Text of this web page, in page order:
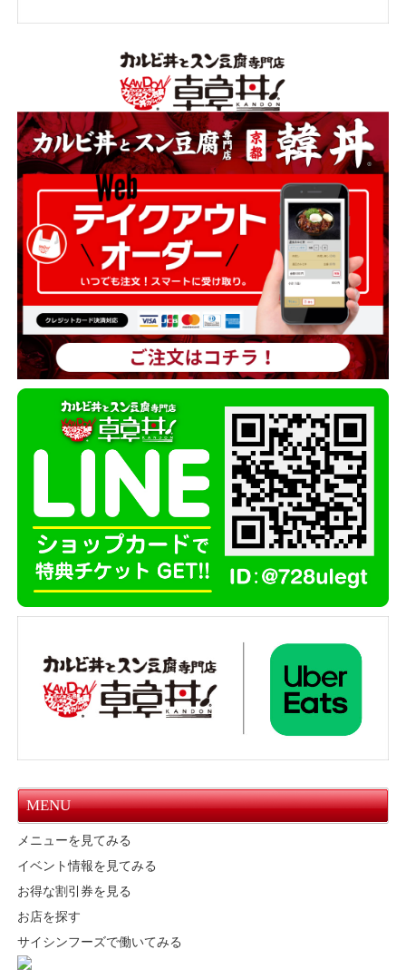
MENU
メニューを見てみる
イベント情報を見てみる
お得な割引券を見る
お店を探す
サイシンフーズで働いてみる